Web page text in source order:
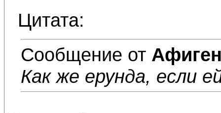
Цитата:
Сообщение от
Как же ерунда, если